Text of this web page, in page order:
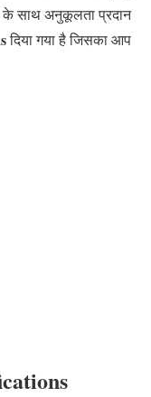
के साथ अनुकूलता प्रदान
दिया गया है जिसका आप